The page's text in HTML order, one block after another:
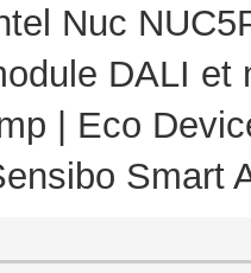
Nuc
DALI
| Eco
Smart